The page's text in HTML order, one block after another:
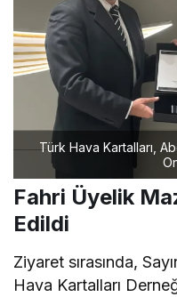
Türk Hava Kartalları,
Fahri Üyelik
Edildi
Ziyaret sırasında,
Hava Kartalları